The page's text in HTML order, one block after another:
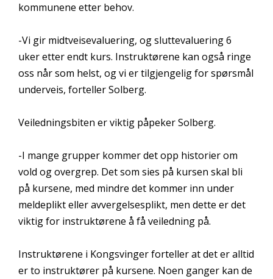
kommunene etter behov.
-Vi gir midtveisevaluering, og sluttevaluering 6
uker etter endt kurs. Instruktørene kan også ringe
oss når som helst, og vi er tilgjengelig for spørsmål
underveis, forteller Solberg.
Veiledningsbiten er viktig påpeker Solberg.
-I mange grupper kommer det opp historier om
vold og overgrep. Det som sies på kursen skal bli
på kursene, med mindre det kommer inn under
meldeplikt eller avvergelsesplikt, men dette er det
viktig for instruktørene å få veiledning på.
Instruktørene i Kongsvinger forteller at det er alltid
er to instruktører på kursene. Noen ganger kan de